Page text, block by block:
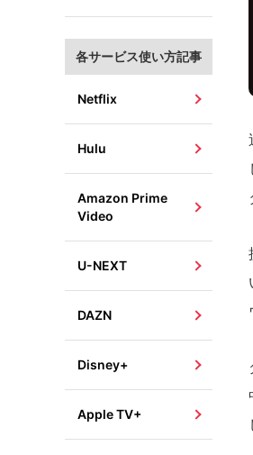
各サービス使い方記事
Netflix
Hulu
Amazon Prime
Video
U-NEXT
DAZN
Disney+
Apple TV+